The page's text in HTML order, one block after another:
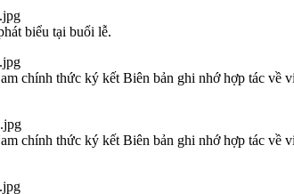
biểu tại buổi lễ.
chính thức ký kết Biên bản ghi nhớ hợp tác về
chính thức ký kết Biên bản ghi nhớ hợp tác về